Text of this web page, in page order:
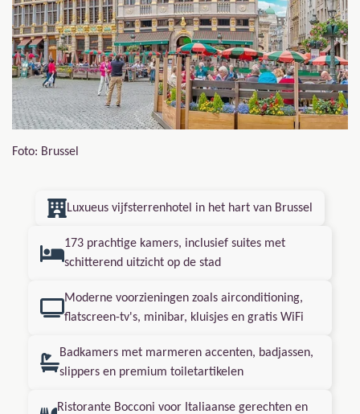
Foto: Brussel
Luxueus vijfsterrenhotel in het hart van Brussel
173 prachtige kamers, inclusief suites met
schitterend uitzicht op de stad
Moderne voorzieningen zoals airconditioning,
flatscreen-tv's, minibar, kluisjes en gratis WiFi
Badkamers met marmeren accenten, badjassen,
slippers en premium toiletartikelen
Ristorante Bocconi voor Italiaanse gerechten en